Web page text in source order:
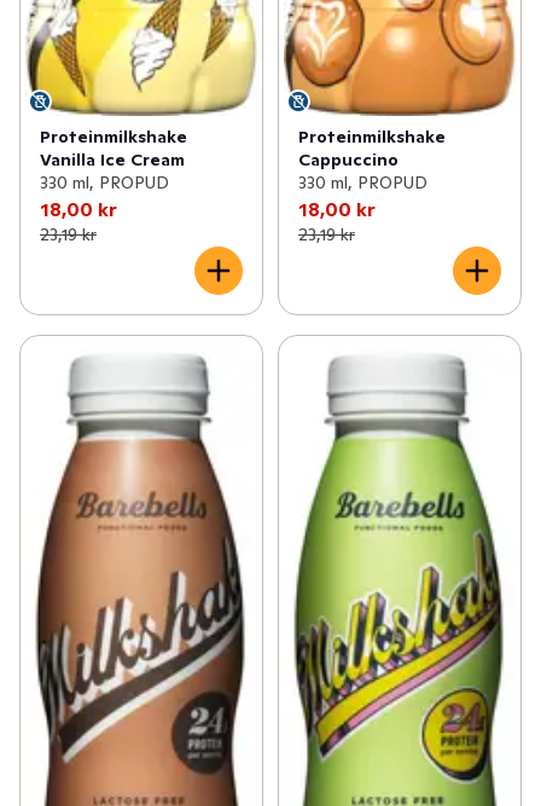
Proteinmilkshake
Vanilla Ice Cream
330 ml, PROPUD
18,00 kr
23,19 kr
Proteinmilkshake
Cappuccino
330 ml, PROPUD
18,00 kr
23,19 kr